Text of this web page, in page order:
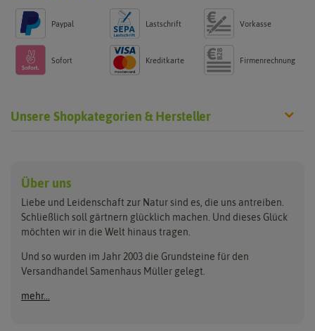
Paypal Lastschrift Vorkasse
Sofort Kreditkarte Firmenrechnung
Unsere Shopkategorien & Hersteller
Anzuchtschalen
Beleuchtung
Erdbeertürme
Folien, Vliese und Netze
Gartengeräte
Nützlinge & Nisthilfen
Keimsprossen
Saatgut für Werbezwecke
Samen-Sets
Gemüsesamen
Benary
Buzzy Seeds
Clever Pots
Dürr-Samen
FLORTUS
Greenline
Grüne Oase
Über uns
Liebe und Leidenschaft zur Natur sind es, die uns antreiben.
Schließlich soll gärtnern glücklich machen. Und dieses Glück
möchten wir in die Welt hinaus tragen.
Und so wurden im Jahr 2003 die Grundsteine für den
Versandhandel Samenhaus Müller gelegt.
mehr...